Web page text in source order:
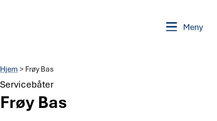
Meny
Hjem > Frøy Bas
Servicebåter
Frøy Bas